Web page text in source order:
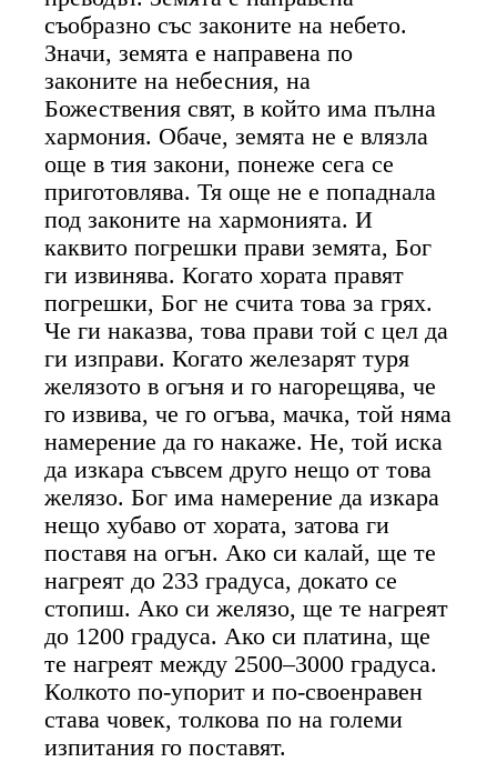
съобразно със законите на небето.
Значи, земята е направена по
законите на небесния, на
Божествения свят, в който има пълна
хармония. Обаче, земята не е влязла
още в тия закони, понеже сега се
приготовлява. Тя още не е попаднала
под законите на хармонията. И
каквито погрешки прави земята, Бог
ги извинява. Когато хората правят
погрешки, Бог не счита това за грях.
Че ги наказва, това прави той с цел да
ги изправи. Когато железарят туря
желязото в огъня и го нагорещява, че
го извива, че го огъва, мачка, той няма
намерение да го накаже. Не, той иска
да изкара съвсем друго нещо от това
желязо. Бог има намерение да изкара
нещо хубаво от хората, затова ги
поставя на огън. Ако си калай, ще те
нагреят до 233 градуса, докато се
стопиш. Ако си желязо, ще те нагреят
до 1200 градуса. Ако си платина, ще
те нагреят между 2500–3000 градуса.
Колкото по-упорит и по-своенравен
става човек, толкова по на големи
изпитания го поставят.